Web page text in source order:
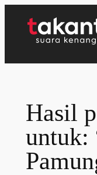
Hasil
untuk: